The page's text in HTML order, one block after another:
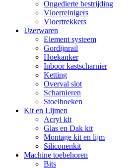
Ongedierte bestrijding
Vloerreinigers
Vloertrekkers
IJzerwaren
Element systeem
Gordijnrail
Hoekanker
Inboor kastscharnier
Ketting
Overval slot
Scharnieren
Stoelhoeken
Kit en Lijmen
Acryl kit
Glas en Dak kit
Montage kit en lijm
Siliconenkit
Machine toebehoren
Bits